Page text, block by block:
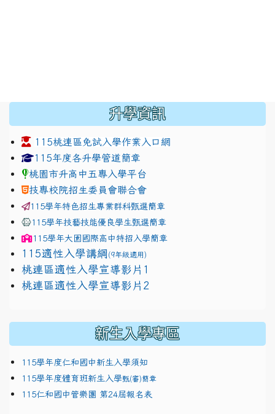
升學資訊
115桃連區免試入學作業入口網
link to https://www.jhjhs.tyc.edu.tw/modules/
115年度各升學管道簡章
桃園市升高中五專入學平台
技專校院招生委員會聯合會
115學年特色招生專業群科甄選簡章
115學年技藝技能優良學生甄選簡章
115學年大園國際高中特招入學簡章
115適性入學講綱 (9年級適用)
link to https://docs.google.com/presentation/d/
桃連區適性入學宣導影片1
link to https://docs.google.com/presentation/d/
桃連區適性入學宣導影片2
新生入學專區
115學年度仁和國中新生入學須知
115學年度體育班新生入學甄(審)簡章
115仁和國中管樂團 第24屆報名表